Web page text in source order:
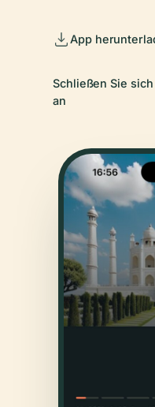
App
Schließen Sie
an